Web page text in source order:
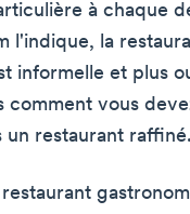
à chaque
l'indique, la
informelle et plus
comment vous
restaurant raffiné.